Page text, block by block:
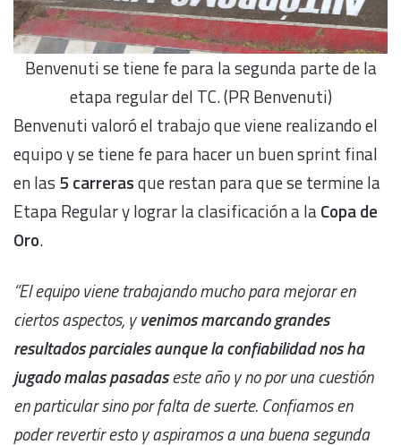
Benvenuti se tiene fe para la segunda parte de la
etapa regular del TC. (PR Benvenuti)
Benvenuti valoró el trabajo que viene realizando el
equipo y se tiene fe para hacer un buen sprint final
en las 5 carrerasque restan para que se termine la
Etapa Regular y lograr la clasificación a laCopa de
Oro.
“El equipo viene trabajando mucho para mejorar en
ciertos aspectos, yvenimos marcando grandes
resultados parciales aunque la confiabilidad nos ha
jugado malas pasadaseste año y no por una cuestión
en particular sino por falta de suerte. Confiamos en
poder revertir esto y aspiramos a una buena segunda